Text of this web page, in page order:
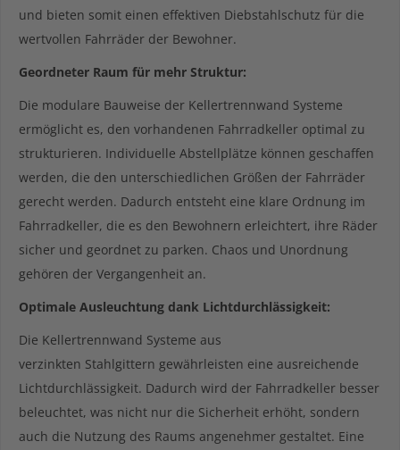
und bieten somit einen effektiven Diebstahlschutz für die
wertvollen Fahrräder der Bewohner.
Geordneter Raum für mehr Struktur:
Die modulare Bauweise der Kellertrennwand Systeme
ermöglicht es, den vorhandenen Fahrradkeller optimal zu
strukturieren. Individuelle Abstellplätze können geschaffen
werden, die den unterschiedlichen Größen der Fahrräder
gerecht werden. Dadurch entsteht eine klare Ordnung im
Fahrradkeller, die es den Bewohnern erleichtert, ihre Räder
sicher und geordnet zu parken. Chaos und Unordnung
gehören der Vergangenheit an.
Optimale Ausleuchtung dank Lichtdurchlässigkeit:
Die Kellertrennwand Systeme aus
verzinkten Stahlgittern gewährleisten eine ausreichende
Lichtdurchlässigkeit. Dadurch wird der Fahrradkeller besser
beleuchtet, was nicht nur die Sicherheit erhöht, sondern
auch die Nutzung des Raums angenehmer gestaltet. Eine